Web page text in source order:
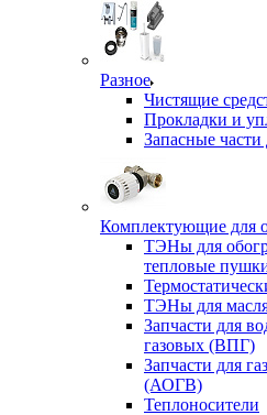
Разное
Чистящие
Прокладки и
Запасные
Комплектующие для
ТЭНы для
тепловые
ТЭНы для
Запчасти для
газовых (ВПГ)
Запчасти для
(АОГВ)
Теплоносители